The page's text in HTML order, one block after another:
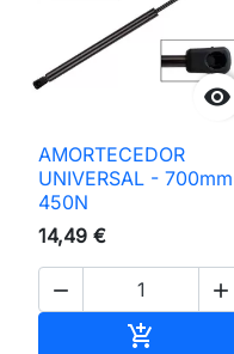

AMORTECEDOR
UNIVERSAL - 700mm
450N
14,49 €
 
